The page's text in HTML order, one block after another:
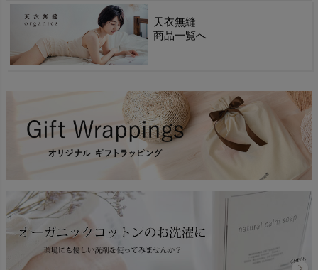
天衣無縫
商品一覧へ